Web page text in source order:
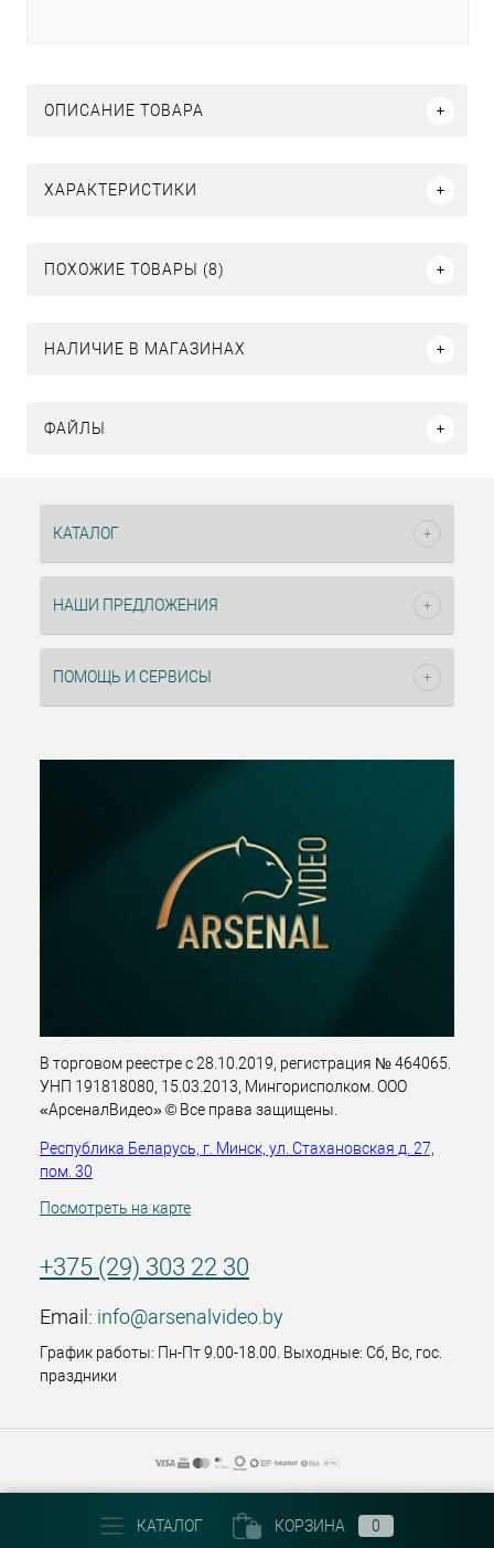
ОПИСАНИЕ ТОВАРА
ХАРАКТЕРИСТИКИ
ПОХОЖИЕ ТОВАРЫ (8)
НАЛИЧИЕ В МАГАЗИНАХ
ФАЙЛЫ
КАТАЛОГ
НАШИ ПРЕДЛОЖЕНИЯ
ПОМОЩЬ И СЕРВИСЫ
В торговом реестре с 28.10.2019, регистрация № 464065.
УНП 191818080, 15.03.2013, Мингорисполком. ООО
«АрсеналВидео» © Все права защищены.
Республика Беларусь, г. Минск, ул. Стахановская д. 27,
пом. 30
Посмотреть на карте
+375 (29) 303 22 30
Email: info@arsenalvideo.by
График работы: Пн-Пт 9.00-18.00. Выходные: Сб, Вс, гос.
праздники
КАТАЛОГ КОРЗИНА 0